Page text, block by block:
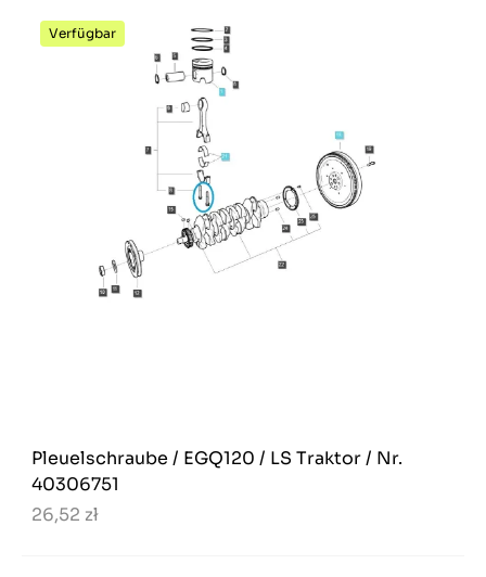
Verfügbar
Pleuelschraube / EGQ120 / LS Traktor / Nr.
40306751
26,52 zł